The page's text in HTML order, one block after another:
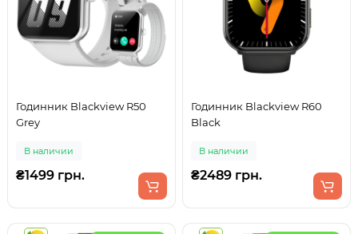
Годинник Blackview R50
Grey
В наличии
₴1499 грн.
Годинник Blackview R60
Black
В наличии
₴2489 грн.